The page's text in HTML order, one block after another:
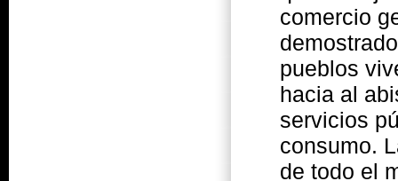
comercio
pueblos
hacia al
servicios
consumo.
de todo el